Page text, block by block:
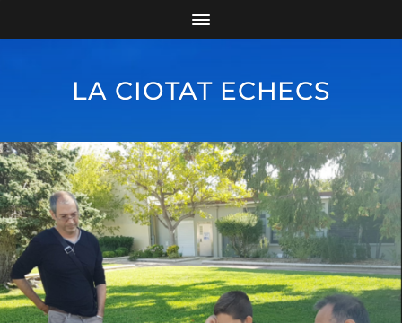
LA CIOTAT ECHECS